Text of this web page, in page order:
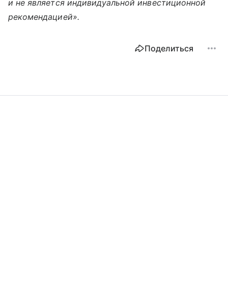
и не является индивидуальной инвестиционной
рекомендацией».
Поделиться